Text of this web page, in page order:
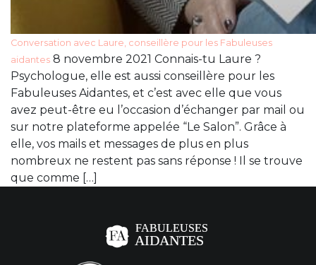
Conversation avec Laure, conseillère pour les Fabuleuses
aidantes 8 novembre 2021 Connais-tu Laure ?
Psychologue, elle est aussi conseillère pour les
Fabuleuses Aidantes, et c’est avec elle que vous
avez peut-être eu l’occasion d’échanger par mail ou
sur notre plateforme appelée “Le Salon”. Grâce à
elle, vos mails et messages de plus en plus
nombreux ne restent pas sans réponse ! Il se trouve
que comme […]